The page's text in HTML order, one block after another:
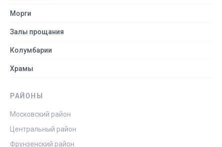
Морги
Залы прощания
Колумбарии
Храмы
РАЙОНЫ
Московский район
Центральный район
Фрунзенский район